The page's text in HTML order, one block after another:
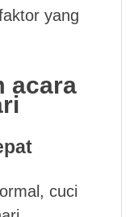
yang
acara
cuci